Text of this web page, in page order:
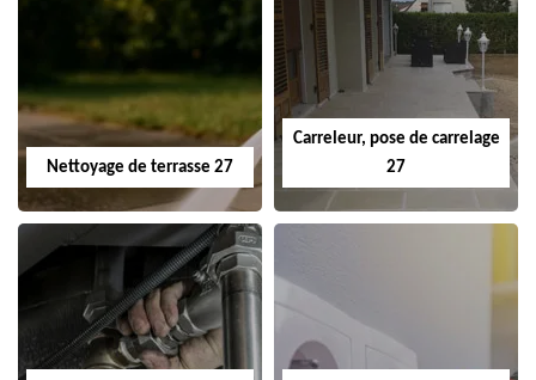
Nettoyage de terrasse 27
Carreleur, pose de carrelage
27